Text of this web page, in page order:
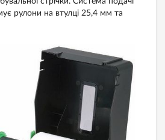
рулони на втулці 25,4 мм та